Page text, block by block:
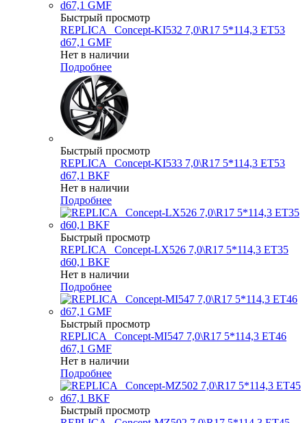
Быстрый просмотр
REPLICA _Concept-KI532 7,0\R17 5*114,3 ET53
d67,1 GMF
Нет в наличии
Подробнее
Быстрый просмотр
REPLICA _Concept-KI533 7,0\R17 5*114,3 ET53
d67,1 BKF
Нет в наличии
Подробнее
Быстрый просмотр
REPLICA _Concept-LX526 7,0\R17 5*114,3 ET35
d60,1 BKF
Нет в наличии
Подробнее
Быстрый просмотр
REPLICA _Concept-MI547 7,0\R17 5*114,3 ET46
d67,1 GMF
Нет в наличии
Подробнее
Быстрый просмотр